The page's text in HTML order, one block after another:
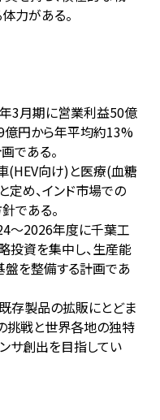
力がある。
3月期に営業利益50億
億円から年平均約13%
である。
(HEV向け)と医療(血糖
め、インド市場での
である。
〜2026年度に千葉工
投資を集中し、生産能
を整備する計画であ
存製品の拡販にとどま
挑戦と世界各地の独特
サ創出を目指してい